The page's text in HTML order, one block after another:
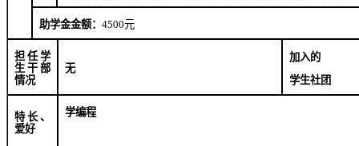
助学金金额： 4500元
担任学
生干部
情况
无
加入的
学生社团
特长、
爱好
学编程